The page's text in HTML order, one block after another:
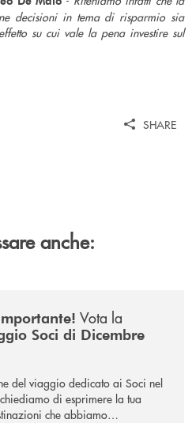
decisioni in tema di risparmio sia
su cui vale la pena investire sul
SHARE
anche:
Vota la
Soci di Dicembre
del viaggio dedicato ai Soci nel
di esprimere la tua
che abbiamo